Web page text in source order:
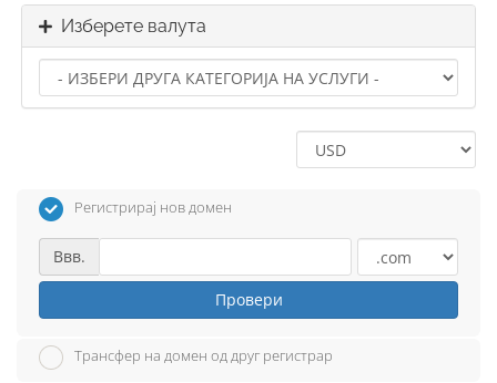
Изберете валута
Регистрирај нов домен
Ввв.
Провери
Трансфер на домен од друг регистрар